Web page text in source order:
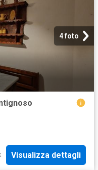
4 foto
Visualizza dettagli